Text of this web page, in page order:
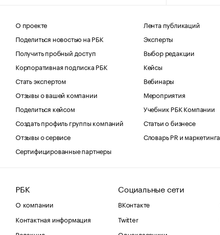
О проекте
Поделиться новостью на РБК
Получить пробный доступ
Корпоративная подписка РБК
Стать экспертом
Отзывы о вашей компании
Поделиться кейсом
Создать профиль группы компаний
Отзывы о сервисе
Сертифицированные партнеры
Лента публикаций
Эксперты
Выбор редакции
Кейсы
Вебинары
Мероприятия
Учебник РБК Компании
Статьи о бизнесе
Словарь PR и маркетинга
РБК
О компании
Контактная информация
Социальные сети
ВКонтакте
Twitter